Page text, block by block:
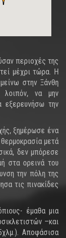
περιοχές της
μέχρι τώρα. Η
στην Ξάνθη
να μην
εξερευνήσω την
ξημέρωσε ένα
μετά
δεν μπόρεσε
στα ορεινά του
την πόλη της
τις πινακίδες
έμαθα μια
–και
Αποφάσισα